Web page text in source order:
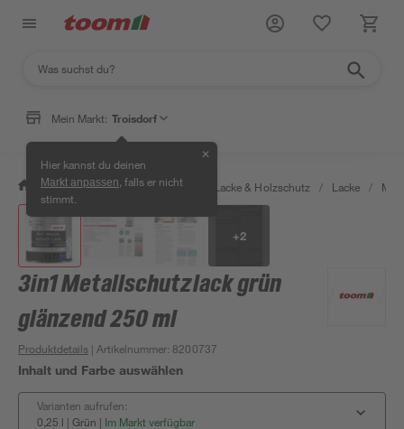
Mein Markt: Troisdorf
Hier kannst du deinen
Markt anpassen , falls er nicht
stimmt.
✕
/ Bauen & Renovieren / Farben, Lacke & Holzschutz / Lacke /
+2
3in1 Metallschutzlack grün
glänzend 250 ml
Produktdetails | Artikelnummer: 8200737
Inhalt und Farbe auswählen
Varianten aufrufen:
0,25 l | Grün | Im Markt verfügbar